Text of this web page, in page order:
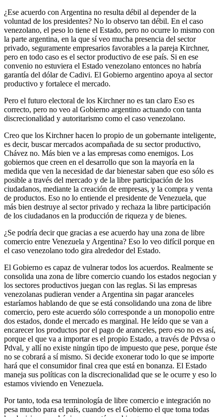
­¿Ese acuerdo con Argentina no resulta débil al depender de la
voluntad de los presidentes? ­No lo observo tan débil. En el caso
venezolano, el peso lo tiene el Estado, pero no ocurre lo mismo con
la parte argentina, en la que sí veo mucha presencia del sector
privado, seguramente empresarios favorables a la pareja Kirchner,
pero en todo caso es el sector productivo de ese país. Si en ese
convenio no estuviera el Estado venezolano entonces no habría
garantía del dólar de Cadivi. El Gobierno argentino apoya al sector
productivo y fortalece el mercado.
­Pero el futuro electoral de los Kirchner no es tan claro ­Eso es
correcto, pero no veo al Gobierno argentino actuando con tanta
discrecionalidad y autoritarismo como el caso venezolano.
Creo que los Kirchner hacen lo propio de un gobernante inteligente,
es decir, buscar mercados acompañada de su sector productivo,
Chávez no. Más bien ve a las empresas como enemigos. Los
gobiernos que creen en el desarrollo ­que son la mayoría­ en la
medida que ven la necesidad de dar bienestar saben que eso sólo es
posible a través del mercado y de la libre participación de los
ciudadanos, mediante la creación de empresas, y la compra y venta
de productos. Eso no lo entiende el presidente de Venezuela, que
más bien destruye al sector privado y rechaza la libre participación
de los ciudadanos en la producción de riqueza y de bienes.
­¿Se podría decir que gracias a ese acuerdo hay una zona de libre
comercio entre Venezuela y Argentina? ­Eso lo veo difícil porque en
el caso venezolano todo gira alrededor del Estado.
El Gobierno es capaz de vulnerar todos los acuerdos. Realmente se
consolida una zona de libre comercio cuando los estados negocian y
los sectores productivos juegan con las reglas. Si las empresas
venezolanas pudieran vender a Argentina sin pagar aranceles
estaríamos hablando de que se está consolidando una zona de libre
comercio, pero este acuerdo sólo corresponde a un monopolio entre
dos estados, donde el mercado es marginal. He leído que se van a
encarecer los productos por el pago de aranceles, pero eso no es así,
porque el que va a importar es el propio Estado, a través de Pdvsa o
Pdval, y allí no existe ningún tipo de impuesto que pese, porque éste
no se cobrará a sí mismo. Si decide exonerar todo lo que se importe
hará que el consumidor final crea que está en bonanza. El Estado
maneja sus políticas con la discrecionalidad que se le ocurre y eso lo
estamos viviendo en Venezuela.
Por tanto, toda esa terminología de libre comercio e integración no
pesa mucho para el país, cuando es el Gobierno el que toma todas